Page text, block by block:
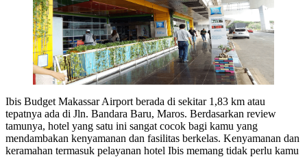
Ibis Budget Makassar Airport berada di sekitar 1,83 km atau
tepatnya ada di Jln. Bandara Baru, Maros. Berdasarkan review
tamunya, hotel yang satu ini sangat cocok bagi kamu yang
mendambakan kenyamanan dan fasilitas berkelas. Kenyamanan dan
keramahan termasuk pelayanan hotel Ibis memang tidak perlu kamu